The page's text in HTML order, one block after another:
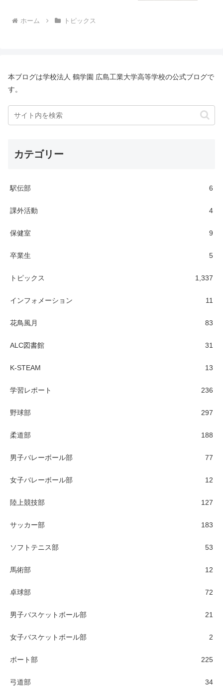
ホーム トピックス
本ブログは学校法人 鶴学園 広島工業大学高等学校の公式ブログで
す。
カテゴリー
駅伝部 6
課外活動 4
保健室 9
卒業生 5
トピックス 1,337
インフォメーション 11
花鳥風月 83
ALC図書館 31
K-STEAM 13
学習レポート 236
野球部 297
柔道部 188
男子バレーボール部 77
女子バレーボール部 12
陸上競技部 127
サッカー部 183
ソフトテニス部 53
馬術部 12
卓球部 72
男子バスケットボール部 21
女子バスケットボール部 2
ボート部 225
弓道部 34